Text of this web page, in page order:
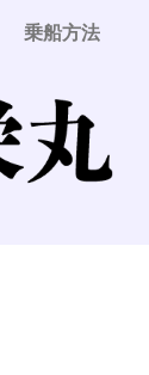
乗船方法